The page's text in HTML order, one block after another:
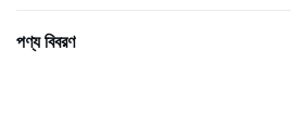
পণ্য বিবরণ